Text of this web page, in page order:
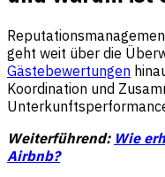
geht weit über die
Gästebewertungen
Koordination und
Weiterführend: Wie
Airbnb?